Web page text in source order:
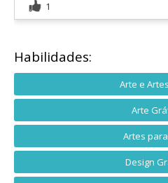
1
Habilidades:
Arte e
Arte
Artes
Design